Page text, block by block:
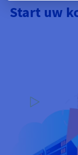
Start uw